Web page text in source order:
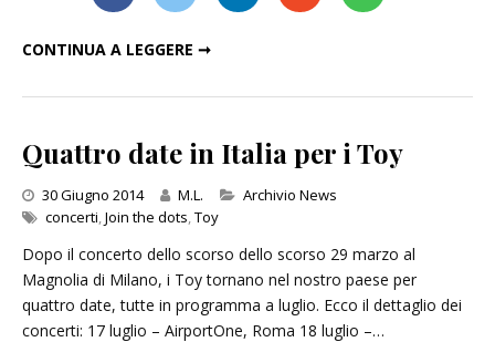
CONTINUA A LEGGERE ➞
Quattro date in Italia per i Toy
30 Giugno 2014 M.L. Categories
Archivio News
concerti,Join the dots,Toy
Dopo il concerto dello scorso dello scorso 29 marzo al
Magnolia di Milano, i Toy tornano nel nostro paese per
quattro date, tutte in programma a luglio. Ecco il dettaglio dei
concerti: 17 luglio – AirportOne, Roma 18 luglio –…